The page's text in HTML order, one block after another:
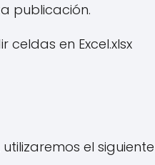
publicación.
celdas en Excel.xlsx
el